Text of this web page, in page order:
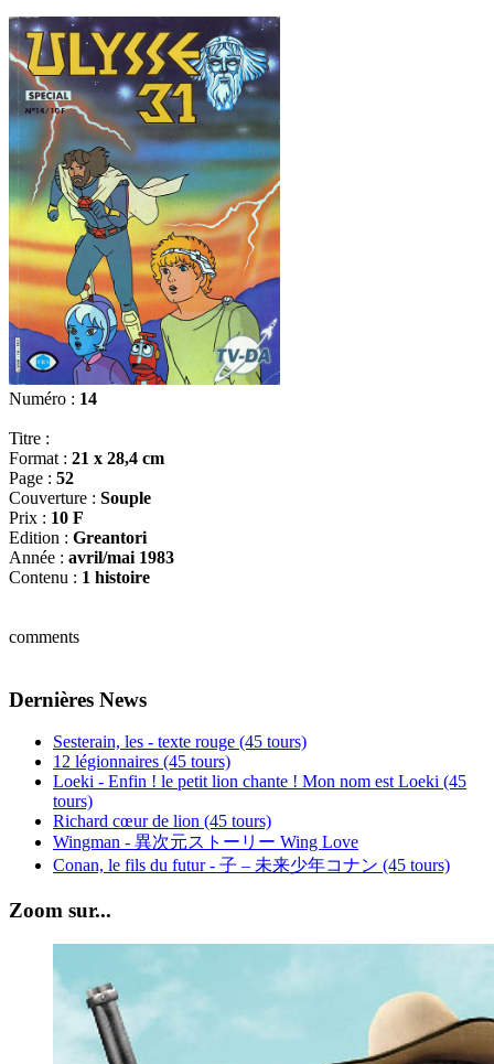
Numéro : 14
Titre :
Format : 21 x 28,4 cm
Page : 52
Couverture : Souple
Prix : 10 F
Edition : Greantori
Année : avril/mai 1983
Contenu : 1 histoire
comments
Dernières News
Sesterain, les - texte rouge (45 tours)
12 légionnaires (45 tours)
Loeki - Enfin ! le petit lion chante ! Mon nom est Loeki (45
tours)
Richard cœur de lion (45 tours)
Wingman - 異次元ストーリー Wing Love
Conan, le fils du futur - 子 – 未来少年コナン (45 tours)
Zoom sur...